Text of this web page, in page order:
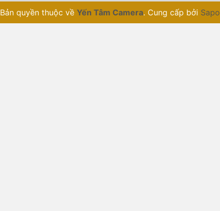
Bản quyền thuộc về Yến Tâm Camera. Cung cấp bởi Sapo